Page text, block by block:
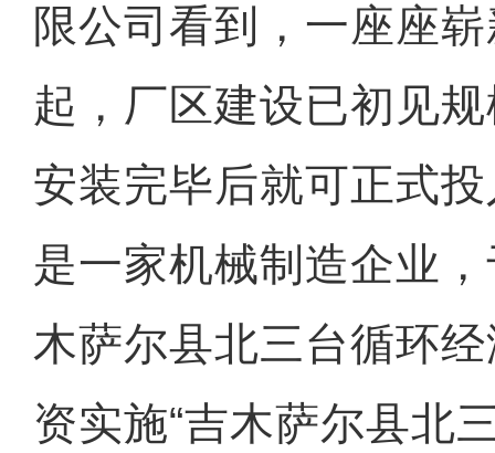
限公司看到，一座座
起，厂区建设已初见
安装完毕后就可正式
是一家机械制造企业
木萨尔县北三台循环
资实施“吉木萨尔县北